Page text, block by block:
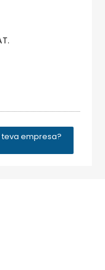
empresa?